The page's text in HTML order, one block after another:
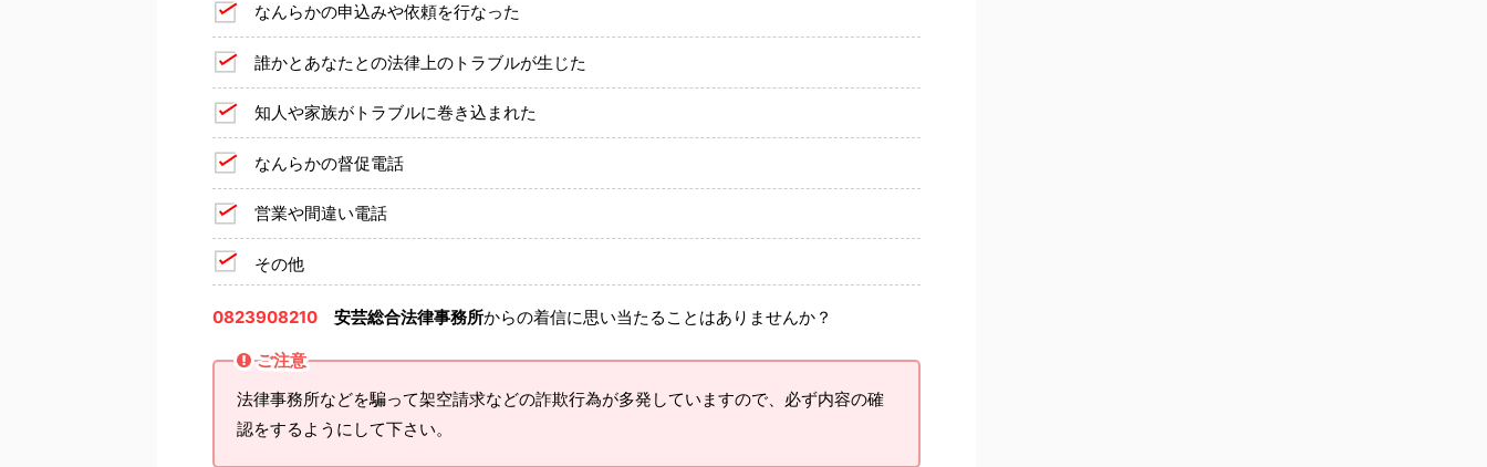
なんらかの申込みや依頼を行なった
誰かとあなたとの法律上のトラブルが生じた
知人や家族がトラブルに巻き込まれた
なんらかの督促電話
営業や間違い電話
その他
0823908210 安芸総合法律事務所からの着信に思い当たることはありませんか？
ご注意
法律事務所などを騙って架空請求などの詐欺行為が多発していますので、必ず内容の確
認をするようにして下さい。